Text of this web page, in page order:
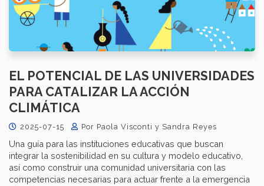
EL POTENCIAL DE LAS UNIVERSIDADES
PARA CATALIZAR LA ACCIÓN
CLIMÁTICA
2025-07-15 Por Paola Visconti y Sandra Reyes
Una guía para las instituciones educativas que buscan
integrar la sostenibilidad en su cultura y modelo educativo,
así como construir una comunidad universitaria con las
competencias necesarias para actuar frente a la emergencia